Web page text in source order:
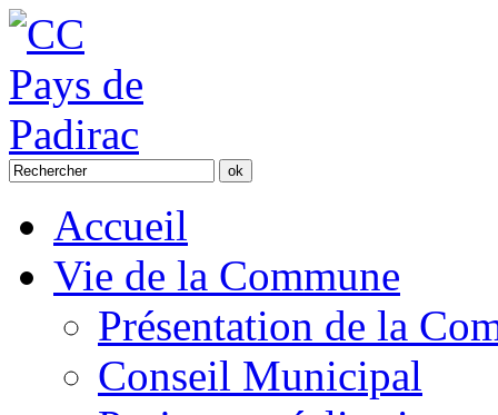
Accueil
Vie de la Commune
Présentation de la
Conseil Municipal